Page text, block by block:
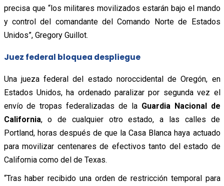
precisa que “los militares movilizados estarán bajo el mando
y control del comandante del Comando Norte de Estados
Unidos”, Gregory Guillot.
Juez federal bloquea despliegue
Una jueza federal del estado noroccidental de Oregón, en
Estados Unidos, ha ordenado paralizar por segunda vez el
envío de tropas federalizadas de la Guardia Nacional de
California, o de cualquier otro estado, a las calles de
Portland, horas después de que la Casa Blanca haya actuado
para movilizar centenares de efectivos tanto del estado de
California como del de Texas.
“Tras haber recibido una orden de restricción temporal para